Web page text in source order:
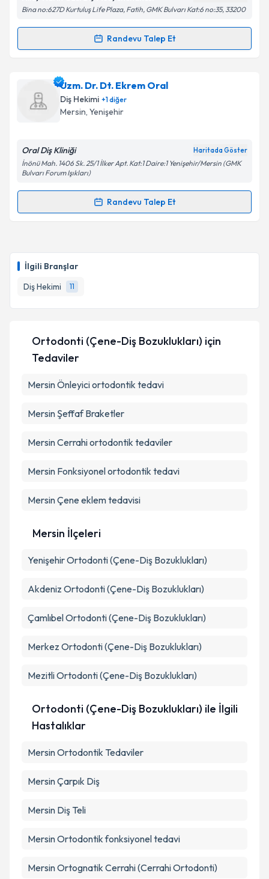
İlgili Branşlar
Diş Hekimi
11
Kişisel verilerimin işlenmesine ilişkinAydınlatma
kapsamda işlenmesini kabul ediyorum.
Takvim Talebini Gönder
Bina no:627D Kurtuluş Life Plaza, Fatih, GMK Bulvarı Kat:6 no:35, 33200
Randevu Talep Et
Randevu Takvimi Talebi
Dr. Dt. Nilay Narin için randevu takvimi talebi
oluşturun. Size bu uzmandan randevu almanız için bir
takvim hazırlandığında e-posta ile bilgilendireceğiz.
Kişisel verilerimin işlenmesine ilişkinAydınlatma
'ni okudum ve kişisel verilerimin belirtilen
kapsamda işlenmesini kabul ediyorum.
Takvim Talebini Gönder
Uzm. Dr. Dt. Ekrem Oral
Diş Hekimi +1diğer
Mersin, Yenişehir
Oral Diş Kliniği Haritada Göster
İnönü Mah. 1406 Sk. 25/1 İlker Apt. Kat:1 Daire:1 Yenişehir/Mersin (GMK
Bulvarı Forum Işıkları)
Randevu Talep Et
Randevu Takvimi Talebi
takvim hazırlandığında e-posta ile bilgilendireceğiz.
E-posta Adresiniz
Kişisel verilerimin işlenmesine ilişkin
kapsamda işlenmesini kabul ediyorum.
Takvim Talebini Gönder
Ortodonti (Çene-Diş Bozuklukları) için
Tedaviler
Mersin Önleyici ortodontik tedavi
Mersin Şeffaf Braketler
Mersin Cerrahi ortodontik tedaviler
Mersin Fonksiyonel ortodontik tedavi
Mersin Çene eklem tedavisi
Mersin İlçeleri
YenişehirOrtodonti (Çene-Diş Bozuklukları)
Akdeniz Ortodonti (Çene-Diş Bozuklukları)
ÇamlıbelOrtodonti (Çene-Diş Bozuklukları)
Merkez Ortodonti (Çene-Diş Bozuklukları)
MezitliOrtodonti (Çene-Diş Bozuklukları)
Ortodonti (Çene-Diş Bozuklukları) ile İlgili
Hastalıklar
Mersin Ortodontik Tedaviler
Mersin Çarpık Diş
Mersin Diş Teli
Mersin Ortodontik fonksiyonel tedavi
Mersin Ortognatik Cerrahi (Cerrahi Ortodonti)